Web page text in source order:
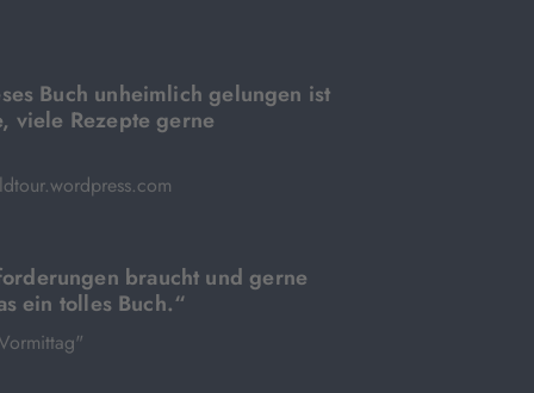
Buch unheimlich gelungen ist
viele Rezepte gerne
braucht und gerne
ein tolles Buch.“